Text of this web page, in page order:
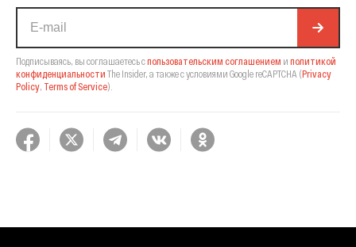
Подписываясь, вы соглашаетесь спользовательским соглашением и политикой
конфиденциальности The Insider, а также с условиями Google reCAPTCHA (Privacy
Policy, Terms of Service).